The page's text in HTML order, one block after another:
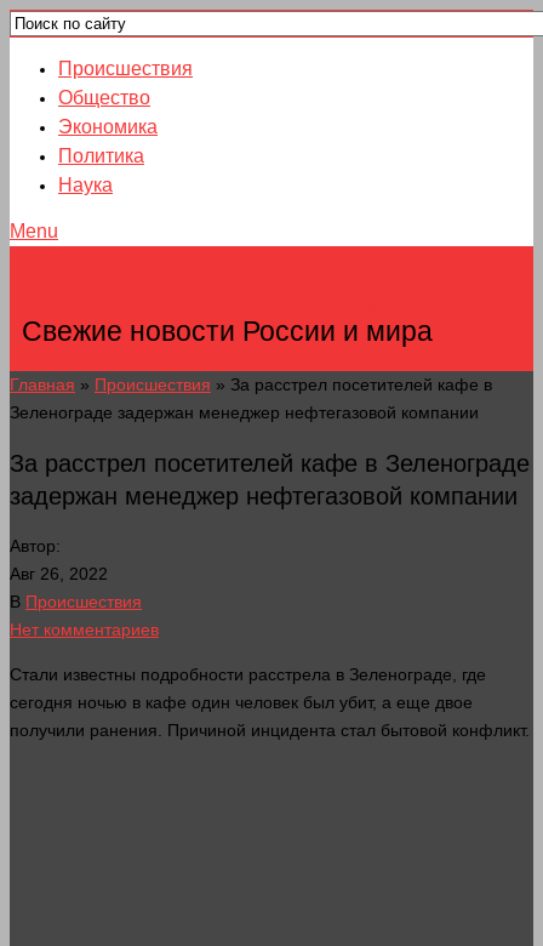
Происшествия
Общество
Экономика
Политика
Наука
Menu
Свежие новости России и мира
Главная » Происшествия » За расстрел посетителей кафе в
Зеленограде задержан менеджер нефтегазовой компании
За расстрел посетителей кафе в Зеленограде
задержан менеджер нефтегазовой компании
Автор:
Авг 26, 2022
В Происшествия
Нет комментариев
Стали известны подробности расстрела в Зеленограде, где
сегодня ночью в кафе один человек был убит, а еще двое
получили ранения. Причиной инцидента стал бытовой конфликт.